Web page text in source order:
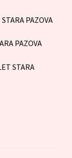
PAZOVA
PAZOVA
STARA